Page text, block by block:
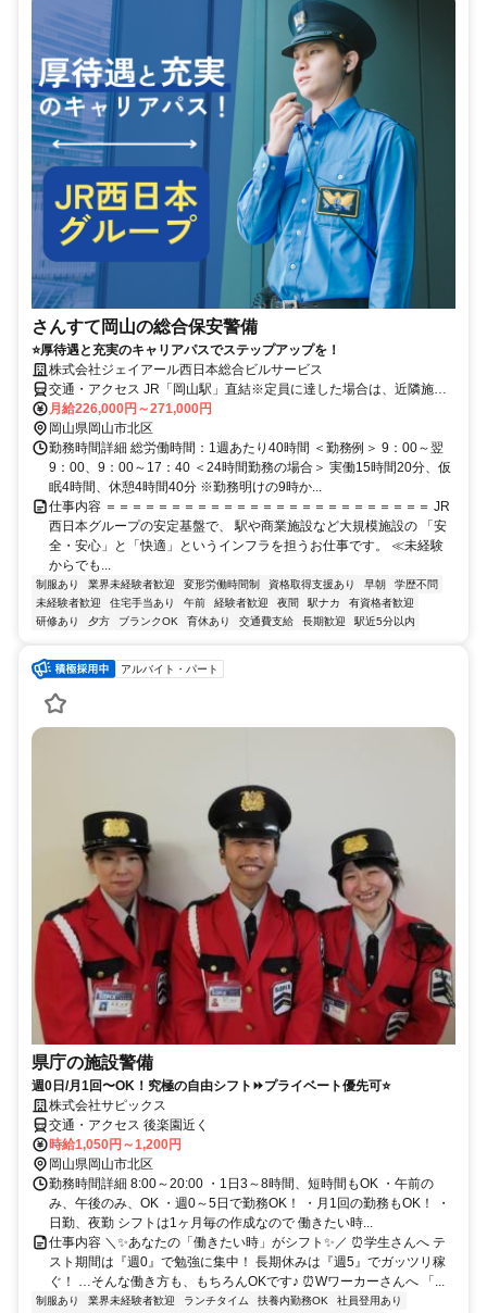
さんすて岡山の総合保安警備
⭐厚待遇と充実のキャリアパスでステップアップを！
株式会社ジェイアール西日本総合ビルサービス
交通・アクセス JR「岡山駅」直結※定員に達した場合は、近隣施設
になる場合があります。
月給226,000円～271,000円
岡山県岡山市北区
勤務時間詳細 総労働時間：1週あたり40時間 ＜勤務例＞ 9：00～翌
9：00、9：00～17：40 ＜24時間勤務の場合＞ 実働15時間20分、仮
眠4時間、休憩4時間40分 ※勤務明けの9時か...
仕事内容 ＝＝＝＝＝＝＝＝＝＝＝＝＝＝＝＝＝＝＝＝＝＝＝＝＝ JR
西日本グループの安定基盤で、 駅や商業施設など大規模施設の 「安
全・安心」と「快適」というインフラを担うお仕事です。 ≪未経験
からでも...
制服あり 業界未経験者歓迎 変形労働時間制 資格取得支援あり 早朝
学歴不問
未経験者歓迎
住宅手当あり 午前 経験者歓迎 夜間 駅ナカ
有資格者歓迎
研修あり
夕方 ブランクOK 育休あり 交通費支給 長期歓迎 駅近5分以内
アルバイト・パート
県庁の施設警備
週0日/月1回〜OK！究極の自由シフト⏩プライベート優先可⭐
株式会社サピックス
交通・アクセス 後楽園近く
時給1,050円～1,200円
岡山県岡山市北区
勤務時間詳細 8:00～20:00 ・1日3～8時間、短時間もOK ・午前の
み、午後のみ、OK ・週0～5日で勤務OK！ ・月1回の勤務もOK！ ・
日勤、夜勤 シフトは1ヶ月毎の作成なので 働きたい時...
仕事内容 ＼✨あなたの「働きたい時」がシフト✨／ ⏰学生さんへ テ
スト期間は『週0』で勉強に集中！ 長期休みは『週5』でガッツリ稼
ぐ！ …そんな働き方も、もちろんOKです♪ ⏰Wワーカーさんへ 「...
制服あり 業界未経験者歓迎 ランチタイム 扶養内勤務OK 社員登用あり